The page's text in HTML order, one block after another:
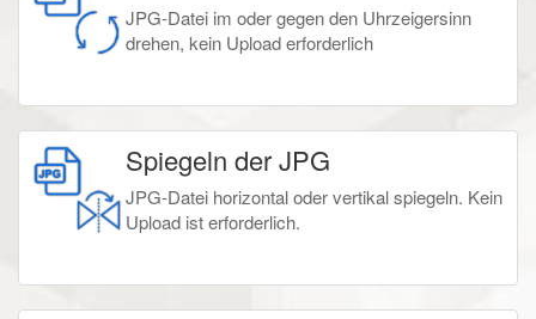
JPG-Datei im oder gegen den Uhrzeigersinn
drehen, kein Upload erforderlich
Spiegeln der JPG
JPG-Datei horizontal oder vertikal spiegeln. Kein
Upload ist erforderlich.